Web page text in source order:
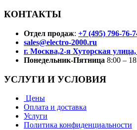
КОНТАКТЫ
Отдел продаж: +7 (495) 796-76-
sales@electro-2000.ru
г. Москва,2-я Хуторская улица,
Понедельник-Пятница 8:00 –
УСЛУГИ И УСЛОВИЯ
Цены
Оплата и доставка
Услуги
Политика конфиденциальности